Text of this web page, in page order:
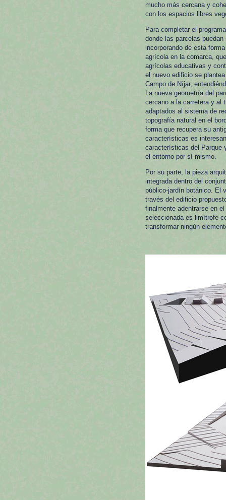
mucho más cercana y
con los espacios libres
Para completar el
donde las parcelas
incorporando de esta
agrícola en la comarca,
agrícolas educativas y
el nuevo edificio se
Campo de Níjar,
La nueva geometría del
cercano a la carretera y al
adaptados al sistema de
topografía natural en el
forma que recupera su
características es
características del Parque
el entorno por sí mismo.
Por su parte, la pieza
integrada dentro del
público-jardín botánico. El
través del edificio
finalmente adentrarse en
seleccionada es limítrofe
transformar ningún